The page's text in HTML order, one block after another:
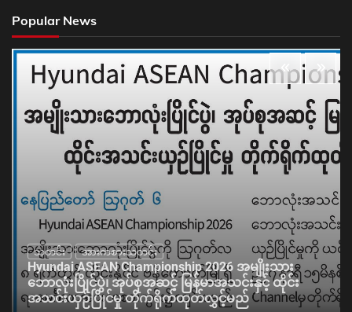
Popular News
သတင်း အားကစားသတင်း
Hyundai ASEAN Championship 2026 အမျိုးသား
ဘောလုံးပြိုင်ပွဲ၊ အုပ်စုအဆင့် မြန်မာအသင်းနှင့် ထိုင်း
အသင်းယှဉ်ပြိုင်မှု တိုက်ရိုက်ထုတ်လွှင့်မည်